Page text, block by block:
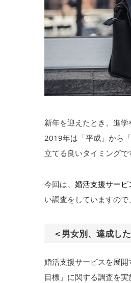
新年を迎えたとき、進
2019年は「平成」から
立てる良いタイミングで
今回は、 婚活支援サービ
い調査をしていますの
＜男女別、達成し
婚活支援サービスを展
目標」に関する調査を